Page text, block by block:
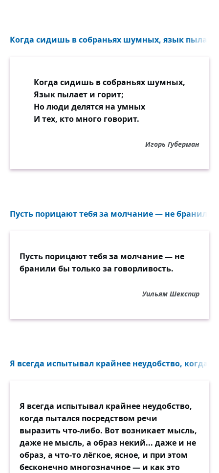
То мгновение, после чего
Когда сидишь в собраньях шумных, язык пылает
Когда сидишь в собраньях шумных,
Язык пылает и горит;
Но люди делятся на умных
И тех, кто много говорит.
Игорь Губерман
Пусть порицают тебя за молчание — не бранили
Пусть порицают тебя за молчание — не
бранили бы только за говорливость.
Уильям Шекспир
Я всегда испытывал крайнее неудобство, когда
Я всегда испытывал крайнее неудобство,
когда пытался посредством речи
выразить что-либо. Вот возникает мысль,
даже не мысль, а образ некий... даже и не
образ, а что-то лёгкое, ясное, и при этом
бесконечно многозначное — и как это